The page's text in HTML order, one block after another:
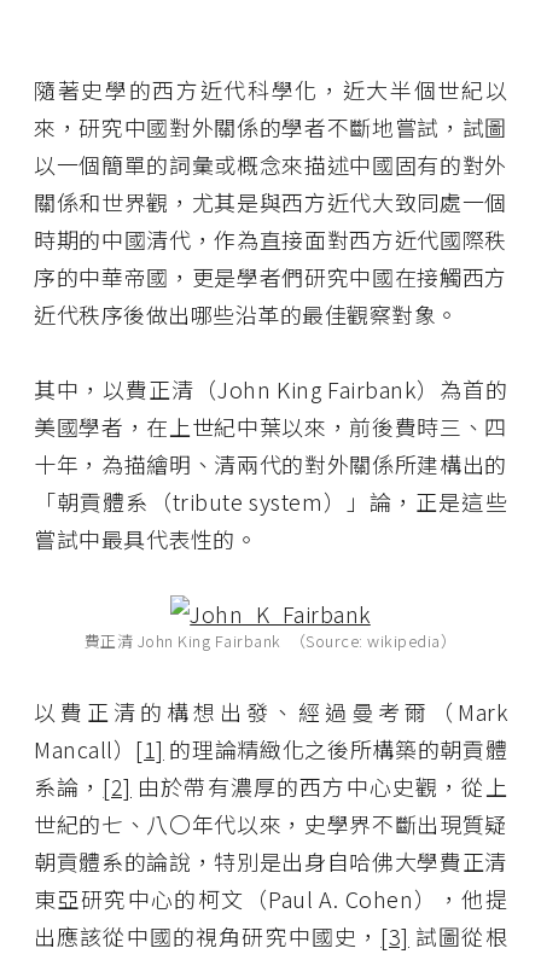
隨著史學的西方近代科學化，近大半個世紀以
來，研究中國對外關係的學者不斷地嘗試，試圖
以一個簡單的詞彙或概念來描述中國固有的對外
關係和世界觀，尤其是與西方近代大致同處一個
時期的中國清代，作為直接面對西方近代國際秩
序的中華帝國，更是學者們研究中國在接觸西方
近代秩序後做出哪些沿革的最佳觀察對象。
其中，以費正清（John King Fairbank）為首的
美國學者，在上世紀中葉以來，前後費時三、四
十年，為描繪明、清兩代的對外關係所建構出的
「朝貢體系（tribute system）」論，正是這些
嘗試中最具代表性的。
費正清 John King Fairbank （Source: wikipedia）
以費正清的構想出發、經過曼考爾（Mark
Mancall） [1] 的理論精緻化之後所構築的朝貢體
系論， [2] 由於帶有濃厚的西方中心史觀，從上
世紀的七、八〇年代以來，史學界不斷出現質疑
朝貢體系的論說，特別是出身自哈佛大學費正清
東亞研究中心的柯文（Paul A. Cohen），他提
出應該從中國的視角研究中國史， [3] 試圖從根